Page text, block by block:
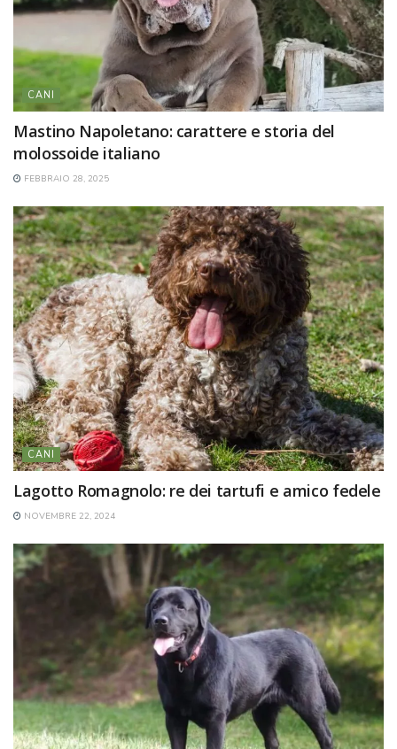
CANI
Mastino Napoletano: carattere e storia del
molossoide italiano
FEBBRAIO 28, 2025
CANI
Lagotto Romagnolo: re dei tartufi e amico fedele
NOVEMBRE 22, 2024